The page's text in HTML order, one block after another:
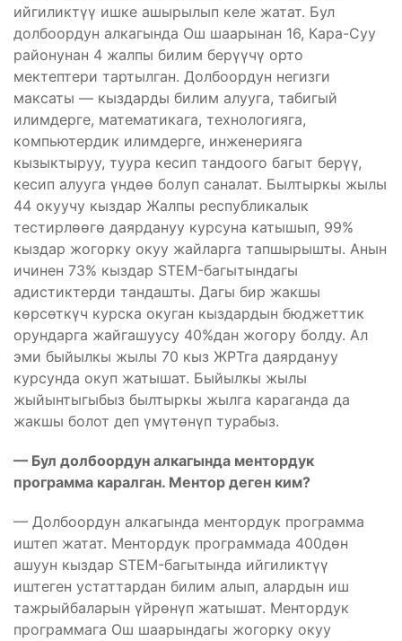
ийгиликтүү ишке ашырылып келе жатат. Бул
долбоордун алкагында Ош шаарынан 16, Кара-Суу
районунан 4 жалпы билим берүүчү орто
мектептери тартылган. Долбоордун негизги
максаты — кыздарды билим алууга, табигый
илимдерге, математикага, технологияга,
компьютердик илимдерге, инженерияга
кызыктыруу, туура кесип тандоого багыт берүү,
кесип алууга үндөө болуп саналат. Былтыркы жылы
44 окуучу кыздар Жалпы республикалык
тестирлөөгө даярдануу курсуна катышып, 99%
кыздар жогорку окуу жайларга тапшырышты. Анын
ичинен 73% кыздар STEM-багытындагы
адистиктерди тандашты. Дагы бир жакшы
көрсөткүч курска окуган кыздардын бюджеттик
орундарга жайгашуусу 40%дан жогору болду. Ал
эми быйылкы жылы 70 кыз ЖРТга даярдануу
курсунда окуп жатышат. Быйылкы жылы
жыйынтыгыбыз былтыркы жылга караганда да
жакшы болот деп үмүтөнүп турабыз.
— Бул долбоордун алкагында ментордук
программа каралган. Ментор деген ким?
— Долбоордун алкагында ментордук программа
иштеп жатат. Ментордук программада 400дөн
ашуун кыздар STEM-багытында ийгиликтүү
иштеген устаттардан билим алып, алардын иш
тажрыйбаларын үйрөнүп жатышат. Ментордук
программага Ош шаарындагы жогорку окуу